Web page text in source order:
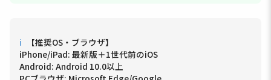
ℹ
【推奨OS・ブラウザ】
iPhone/iPad: 最新版＋1世代前のiOS
Android: Android 10.0以上